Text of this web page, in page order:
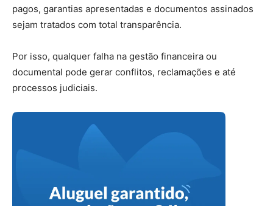
pagos, garantias apresentadas e documentos assinados
sejam tratados com total transparência.
Por isso, qualquer falha na gestão financeira ou
documental pode gerar conflitos, reclamações e até
processos judiciais.